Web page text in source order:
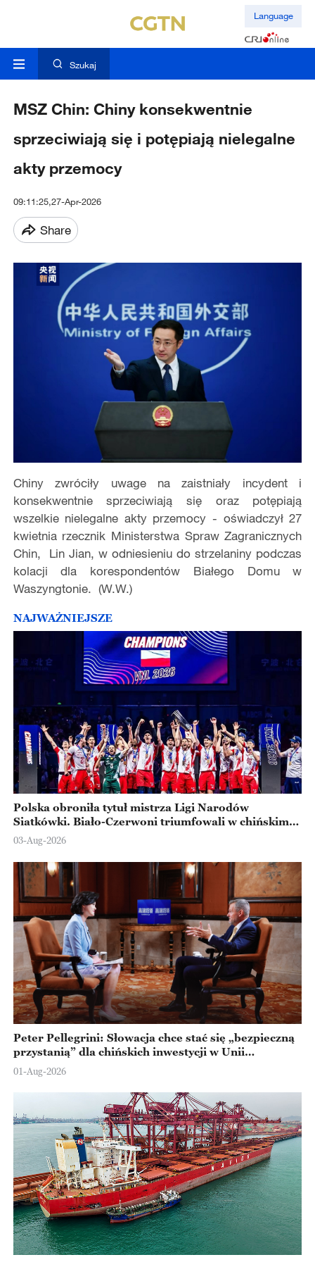
Language
Szukaj
MSZ Chin: Chiny konsekwentnie
sprzeciwiają się i potępiają nielegalne
akty przemocy
09:11:25,27-Apr-2026
Share
Chiny zwróciły uwage na zaistniały incydent i
konsekwentnie sprzeciwiają się oraz potępiają
wszelkie nielegalne akty przemocy - oświadczył 27
kwietnia rzecznik Ministerstwa Spraw Zagranicznych
Chin, Lin Jian, w odniesieniu do strzelaniny podczas
kolacji dla korespondentów Białego Domu w
Waszyngtonie. (W.W.)
NAJWAŻNIEJSZE
Polska obroniła tytuł mistrza Ligi Narodów
Siatkówki. Biało-Czerwoni triumfowali w chińskim
Ningbo
03-Aug-2026
Peter Pellegrini: Słowacja chce stać się „bezpieczną
przystanią” dla chińskich inwestycji w Unii
Europejskiej
01-Aug-2026